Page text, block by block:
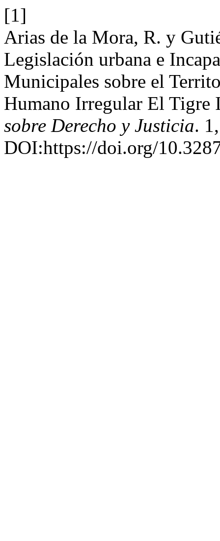
[1]
Arias de la Mora, R. y
Legislación urbana e
Municipales sobre el
Humano Irregular El
sobre Derecho y Justicia.
DOI:https://doi.org/